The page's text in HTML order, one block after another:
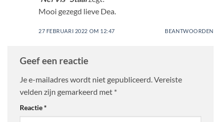
Mooi gezegd lieve Dea.
27 FEBRUARI 2022 OM 12:47 BEANTWOORDEN
Geef een reactie
Je e-mailadres wordt niet gepubliceerd.Vereiste
velden zijn gemarkeerd met *
Reactie*